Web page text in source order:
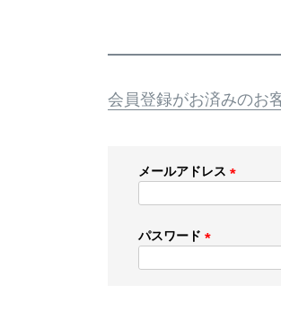
会員登録がお済みのお
メールアドレス
)
パスワード